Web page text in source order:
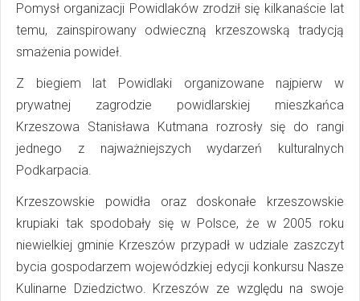
Pomysł organizacji Powidlaków zrodził się kilkanaście lat
temu, zainspirowany odwieczną krzeszowską tradycją
smażenia powideł.
Z biegiem lat Powidlaki organizowane najpierw w
prywatnej zagrodzie powidlarskiej mieszkańca
Krzeszowa Stanisława Kutmana rozrosły się do rangi
jednego z najważniejszych wydarzeń kulturalnych
Podkarpacia.
Krzeszowskie powidła oraz doskonałe krzeszowskie
krupiaki tak spodobały się w Polsce, że w 2005 roku
niewielkiej gminie Krzeszów przypadł w udziale zaszczyt
bycia gospodarzem wojewódzkiej edycji konkursu Nasze
Kulinarne Dziedzictwo. Krzeszów ze względu na swoje